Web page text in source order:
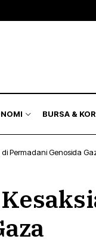
Ekonomi Rakyat
BURSA &
Permadani Genosida